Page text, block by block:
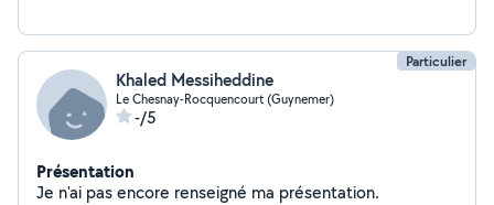
Particulier
Khaled Messiheddine
Le Chesnay-Rocquencourt (Guynemer)
-/5
Présentation
Je n'ai pas encore renseigné ma présentation.